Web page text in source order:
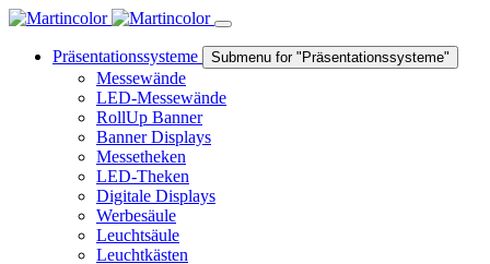
Präsentationssysteme Submenu for "Präsentationssysteme"
Messewände
LED-Messewände
RollUp Banner
Banner Displays
Messetheken
LED-Theken
Digitale Displays
Werbesäule
Leuchtsäule
Leuchtkästen